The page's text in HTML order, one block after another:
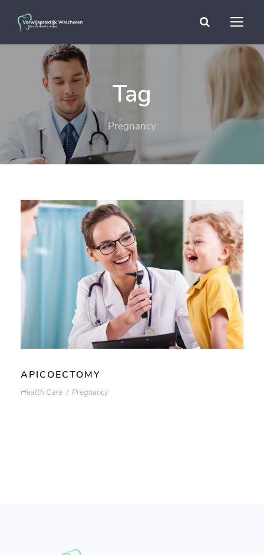
Tag
Pregnancy
APICOECTOMY
Health Care / Pregnancy